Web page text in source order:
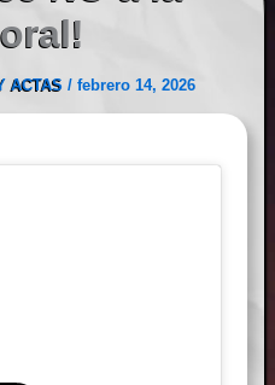
ACTAS / febrero 14, 2026